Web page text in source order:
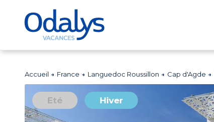
Accueil France Languedoc Roussillon Cap d'Agde
Eté Hiver